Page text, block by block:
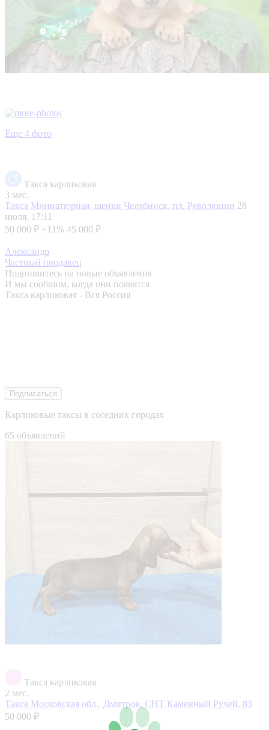
Еще 4 фото
Такса карликовая
3 мес.
Такса Миниатюрная, щенки Челябинск, пл. Революции 28
июля, 17:11
50 000 ₽ +11% 45 000 ₽
Александр
Частный продавец
Подпишитесь на новые объявления
И мы сообщим, когда они появятся
Такса карликовая - Вся Россия
Подписаться
Карликовые таксы в соседних городах
65 объявлений
Такса карликовая
2 мес.
Такса Московская обл., Дмитров, СНТ Каменный Ручей, 83
50 000 ₽